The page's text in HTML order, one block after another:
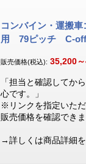
コンバイン・運搬
用 79ピッチ C-
販売価格(税込): 35,200
「担当と確認してか
心です。」
※リンクを指定いた
販売価格を確認できま
→詳しくは商品詳細を